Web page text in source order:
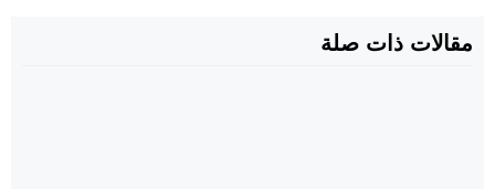
مقالات ذات صلة